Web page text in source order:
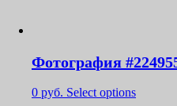
Фотография
0 руб. Select options